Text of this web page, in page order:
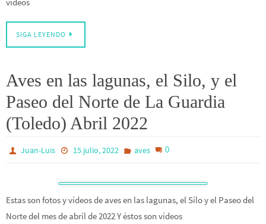
vídeos
SIGA LEYENDO
Aves en las lagunas, el Silo, y el
Paseo del Norte de La Guardia
(Toledo) Abril 2022
Juan-Luis 15 julio, 2022 aves 0
Estas son fotos y vídeos de aves en las lagunas, el Silo y el Paseo del
Norte del mes de abril de 2022 Y éstos son vídeos